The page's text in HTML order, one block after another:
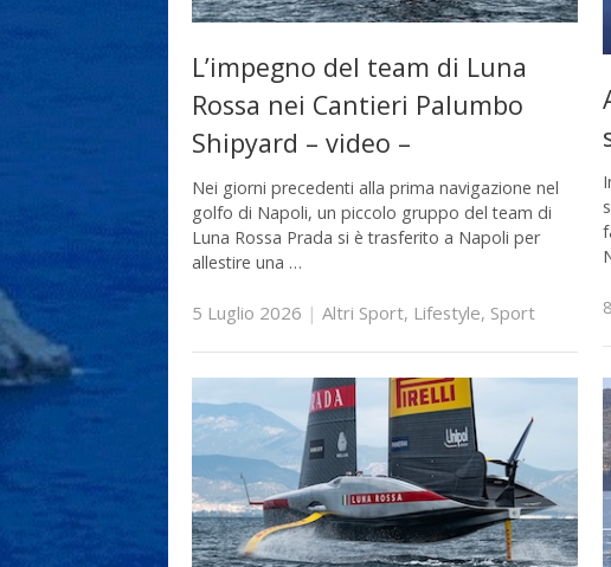
L’impegno del team di Luna
Rossa nei Cantieri Palumbo
Shipyard – video –
Nei giorni precedenti alla prima navigazione nel
golfo di Napoli, un piccolo gruppo del team di
Luna Rossa Prada si è trasferito a Napoli per
allestire una …
5 Luglio 2026 | Altri Sport, Lifestyle, Sport